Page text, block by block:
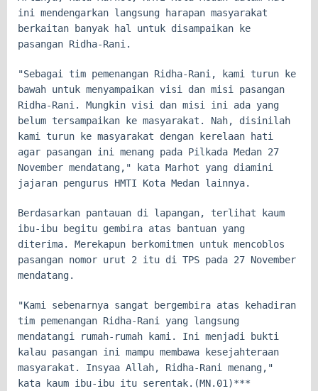
ini mendengarkan langsung harapan masyarakat
berkaitan banyak hal untuk disampaikan ke
pasangan Ridha-Rani.
"Sebagai tim pemenangan Ridha-Rani, kami turun ke
bawah untuk menyampaikan visi dan misi pasangan
Ridha-Rani. Mungkin visi dan misi ini ada yang
belum tersampaikan ke masyarakat. Nah, disinilah
kami turun ke masyarakat dengan kerelaan hati
agar pasangan ini menang pada Pilkada Medan 27
November mendatang," kata Marhot yang diamini
jajaran pengurus HMTI Kota Medan lainnya.
Berdasarkan pantauan di lapangan, terlihat kaum
ibu-ibu begitu gembira atas bantuan yang
diterima. Merekapun berkomitmen untuk mencoblos
pasangan nomor urut 2 itu di TPS pada 27 November
mendatang.
"Kami sebenarnya sangat bergembira atas kehadiran
tim pemenangan Ridha-Rani yang langsung
mendatangi rumah-rumah kami. Ini menjadi bukti
kalau pasangan ini mampu membawa kesejahteraan
masyarakat. Insyaa Allah, Ridha-Rani menang,"
kata kaum ibu-ibu itu serentak.(MN.01)***